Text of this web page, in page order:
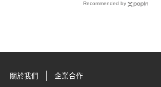
Recommended by
關於我們 企業合作